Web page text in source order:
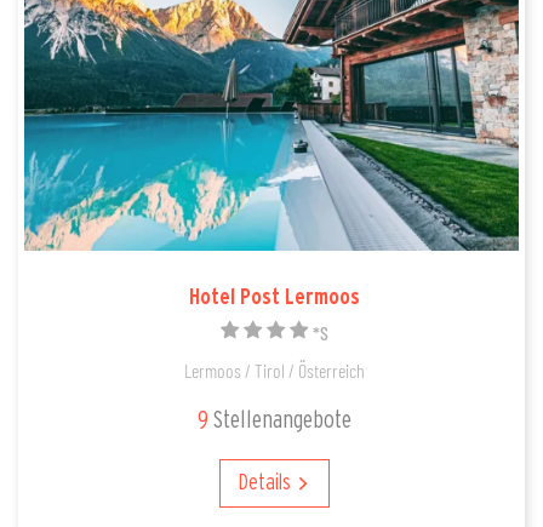
Hotel Post Lermoos
*S
Lermoos / Tirol / Österreich
9 Stellenangebote
Details